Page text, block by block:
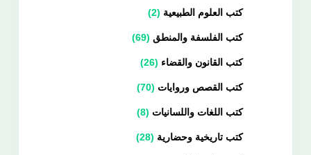
كتب العلوم الطبيعية 2
كتب الفلسفة والمنطق 69
كتب القانون والقضاء 26
كتب القصص وروايات 70
كتب اللغات واللسانيات 8
كتب تاريخية وحضارية 28